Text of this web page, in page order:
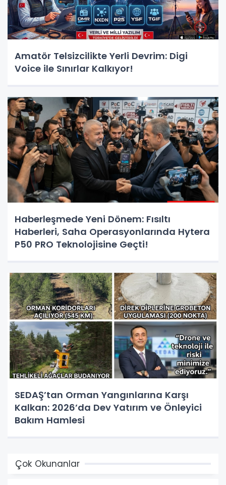
Amatör Telsizcilikte Yerli Devrim: Digi
Voice ile Sınırlar Kalkıyor!
Haberleşmede Yeni Dönem: Fısıltı
Haberleri, Saha Operasyonlarında Hytera
P50 PRO Teknolojisine Geçti!
SEDAŞ’tan Orman Yangınlarına Karşı
Kalkan: 2026’da Dev Yatırım ve Önleyici
Bakım Hamlesi
Çok Okunanlar